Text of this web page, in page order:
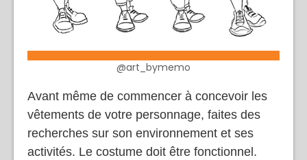
@art_bymemo
Avant même de commencer à concevoir les
vêtements de votre personnage, faites des
recherches sur son environnement et ses
activités. Le costume doit être fonctionnel.